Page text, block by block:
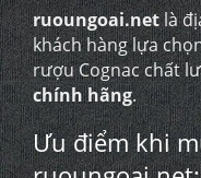
ruoungoai.netlà
khách hàng lựa
rượu Cognac chất
chính hãng.
Ưu điểm khi